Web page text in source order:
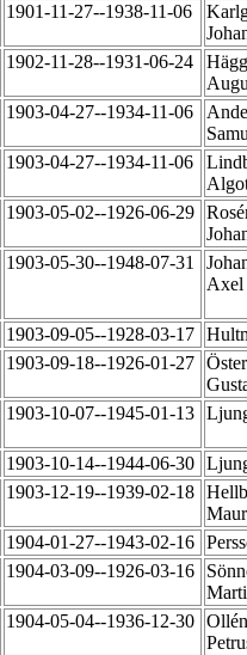
1901-11-27--1938-11-06
1902-11-28--1931-06-24
1903-04-27--1934-11-06
1903-04-27--1934-11-06
1903-05-02--1926-06-29
1903-05-30--1948-07-31
Axel
1903-09-05--1928-03-17
1903-09-18--1926-01-27
1903-10-07--1945-01-13
1903-10-14--1944-06-30
1903-12-19--1939-02-18
1904-01-27--1943-02-16
1904-03-09--1926-03-16
1904-05-04--1936-12-30